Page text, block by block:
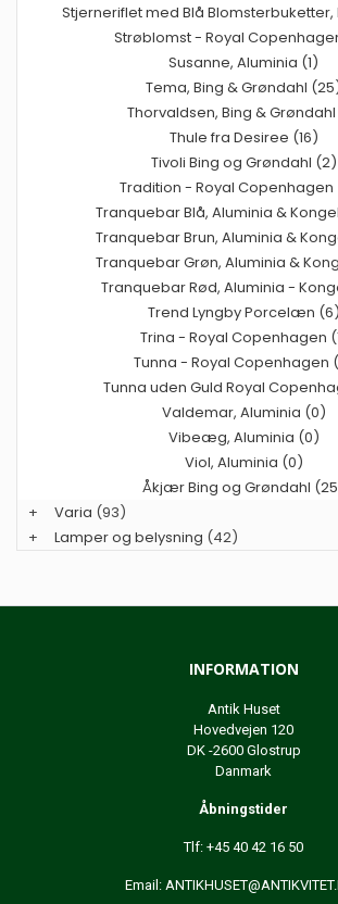
Stjerneriflet med Blå
Strøblomst - Royal
Susanne, Aluminia (1)
Tema, Bing & Grøndahl
Thorvaldsen, Bing &
Thule fra Desiree (16)
Tivoli Bing og Grøndahl (2)
Tradition - Royal Copenhagen
Tranquebar Blå, Aluminia &
Tranquebar Brun, Aluminia &
Tranquebar Grøn, Aluminia &
Tranquebar Rød, Aluminia -
Trend Lyngby Porcelæn (6)
Trina - Royal Copenhagen
Tunna - Royal Copenhagen
Tunna uden Guld Royal
Valdemar, Aluminia (0)
Vibeæg, Aluminia (0)
Viol, Aluminia (0)
Åkjær Bing og Grøndahl
+
Varia (93)
+
Lamper og belysning (42)
INFORMATION
Antik Huset
Hovedvejen 120
DK -2600 Glostrup
Danmark
Åbningstider
Tlf: +45 40 42 16 50
Email: